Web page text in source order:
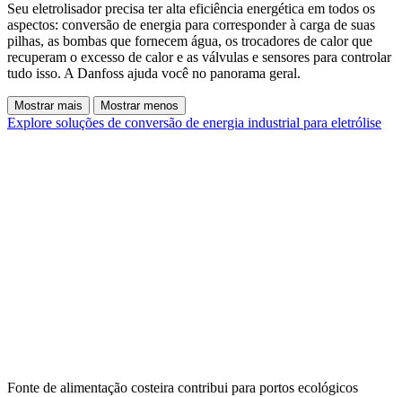
Seu eletrolisador precisa ter alta eficiência energética em todos os
aspectos: conversão de energia para corresponder à carga de suas
pilhas, as bombas que fornecem água, os trocadores de calor que
recuperam o excesso de calor e as válvulas e sensores para controlar
tudo isso. A Danfoss ajuda você no panorama geral.
Mostrar mais Mostrar menos
Explore soluções de conversão de energia industrial para eletrólise
Fonte de alimentação costeira contribui para portos ecológicos